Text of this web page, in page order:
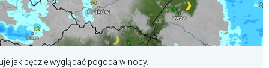
jak będzie wyglądać pogoda w nocy.